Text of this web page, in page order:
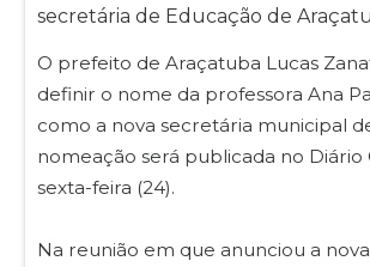
O prefeito de Araçatuba Lucas
definir o nome da professora Ana
como a nova secretária municipal
nomeação será publicada no Diário
sexta-feira (24).
Na reunião em que anunciou a